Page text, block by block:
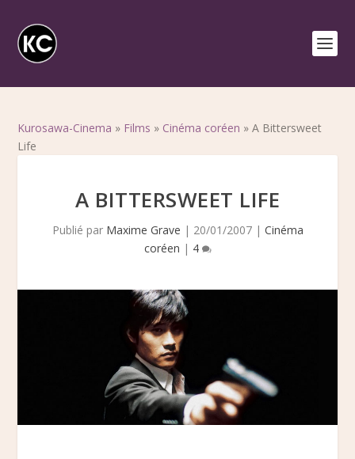
Kurosawa-Cinema » Films » Cinéma coréen »A Bittersweet
Life
A BITTERSWEET LIFE
Publié par Maxime Grave | 20/01/2007| Cinéma
coréen | 4